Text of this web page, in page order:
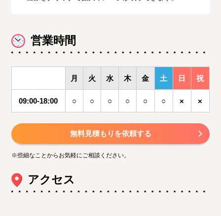
営業時間
月 火 水 木 金 土 日 祝
09:00-18:00 ○ ○ ○ ○ ○ ○ × ×
無料見積もりを依頼する
※些細なことからお気軽にご相談ください。
アクセス